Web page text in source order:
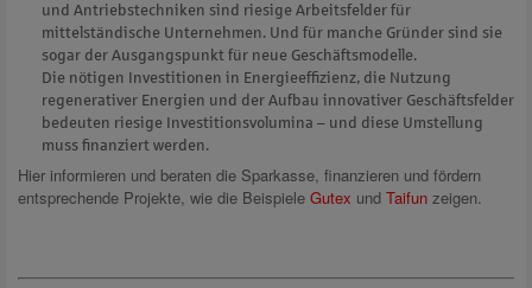
und Antriebstechniken sind riesige Arbeitsfelder für
mittelständische Unternehmen. Und für manche Gründer sind sie
sogar der Ausgangspunkt für neue Geschäftsmodelle.
Die nötigen Investitionen in Energieeffizienz, die Nutzung
regenerativer Energien und der Aufbau innovativer Geschäftsfelder
bedeuten riesige Investitionsvolumina – und diese Umstellung
muss finanziert werden.
Hier informieren und beraten die Sparkasse, finanzieren und fördern
entsprechende Projekte, wie die Beispiele Gutex und Taifun zeigen.